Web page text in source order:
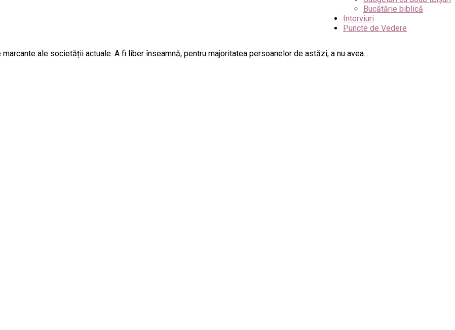
Bucătărie biblică
Interviuri
Puncte de Vedere
ale societății actuale. A fi liber înseamnă, pentru majoritatea persoanelor de astăzi, a nu avea...